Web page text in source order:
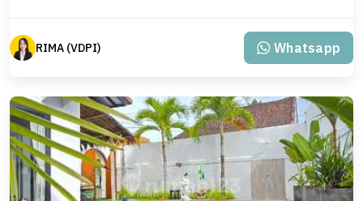
RIMA (VDPI) Whatsapp